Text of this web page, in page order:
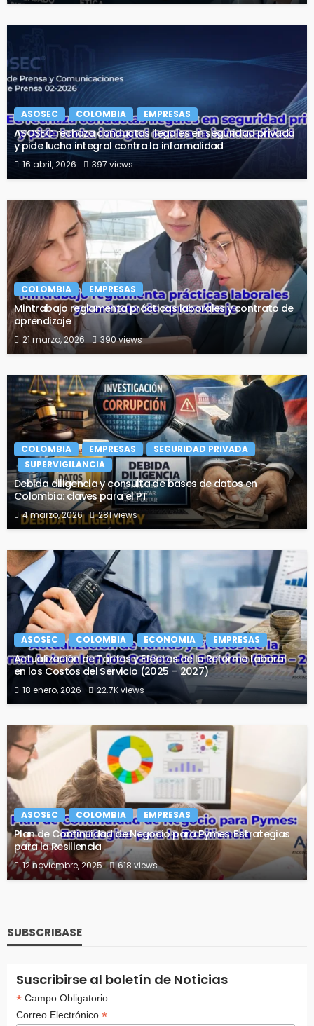
ASOSEC COLOMBIA EMPRESAS
ASOSEC rechaza conductas ilegales en seguridad privada
y pide lucha integral contra la informalidad
16 abril, 2026 397 views
COLOMBIA EMPRESAS
Mintrabajo reglamenta prácticas laborales y contrato de
aprendizaje
21 marzo, 2026 390 views
COLOMBIA EMPRESAS
SEGURIDAD PRIVADA
SUPERVIGILANCIA
Debida diligencia y consulta de bases de datos en
Colombia: claves para el PT
4 marzo, 2026 281 views
ASOSEC COLOMBIA ECONOMIA EMPRESAS
Actualización de Tarifas y Efectos de la Reforma Laboral
en los Costos del Servicio (2025 – 2027)
18 enero, 2026 22.7K views
ASOSEC COLOMBIA EMPRESAS
Plan de Continuidad de Negocio para Pymes: Estrategias
para la Resiliencia
12 noviembre, 2025 618 views
SUBSCRIBASE
Suscribirse al boletín de Noticias
*Campo Obligatorio
Correo Electrónico *